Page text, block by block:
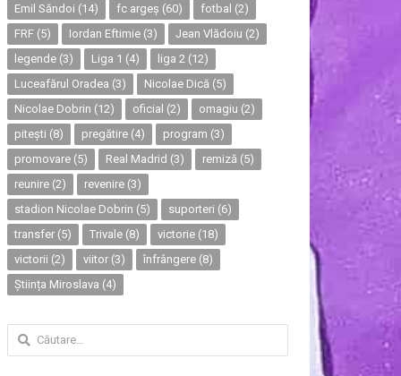
Emil Săndoi (14) fc argeș (60) fotbal (2)
FRF (5) Iordan Eftimie (3) Jean Vlădoiu (2)
legende (3) Liga 1 (4) liga 2 (12)
Luceafărul Oradea (3) Nicolae Dică (5)
Nicolae Dobrin (12) oficial (2) omagiu (2)
pitești (8) pregătire (4) program (3)
promovare (5) Real Madrid (3) remiză (5)
reunire (2) revenire (3)
stadion Nicolae Dobrin (5) suporteri (6)
transfer (5) Trivale (8) victorie (18)
victorii (2) viitor (3) înfrângere (8)
Știința Miroslava (4)
Caută
după: